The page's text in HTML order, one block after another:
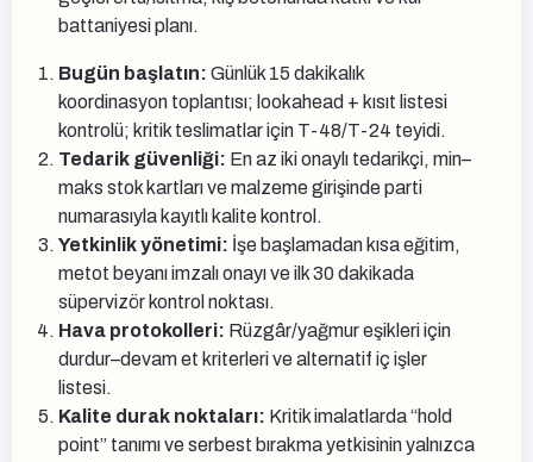
battaniyesi planı.
Bugün başlatın: Günlük 15 dakikalık
koordinasyon toplantısı; lookahead + kısıt listesi
kontrolü; kritik teslimatlar için T-48/T-24 teyidi.
Tedarik güvenliği: En az iki onaylı tedarikçi, min–
maks stok kartları ve malzeme girişinde parti
numarasıyla kayıtlı kalite kontrol.
Yetkinlik yönetimi: İşe başlamadan kısa eğitim,
metot beyanı imzalı onayı ve ilk 30 dakikada
süpervizör kontrol noktası.
Hava protokolleri: Rüzgâr/yağmur eşikleri için
durdur–devam et kriterleri ve alternatif iç işler
listesi.
Kalite durak noktaları: Kritik imalatlarda “hold
point” tanımı ve serbest bırakma yetkisinin yalnızca